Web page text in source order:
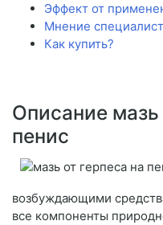
Эффект от
Мнение
Как купить?
Описание мазь
пенис
возбуждающими
все компоненты